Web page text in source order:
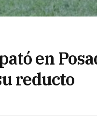
en
reducto